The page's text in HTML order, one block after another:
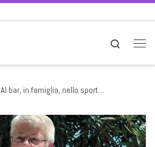
Search
Al bar, in famiglia, nello sport…